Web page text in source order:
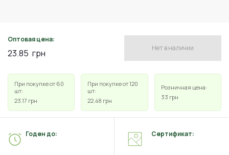
Оптовая цена:
23.85 грн Нет в наличии
При покупке от 60
шт:
23.17 грн
При покупке от 120
шт:
22.48 грн
Розничная цена:
33 грн
Годен до: Сертификат: